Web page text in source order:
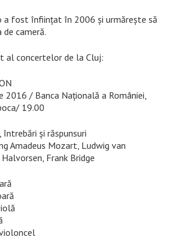
a fost înființat în 2006 și urmărește să
cameră.
al concertelor de la Cluj:
2016 / Banca Națională a României,
19.00
şi răspunsuri
Amadeus Mozart, Ludwig van
Frank Bridge